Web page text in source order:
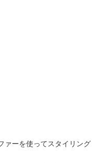
ァーを使ってスタイリング